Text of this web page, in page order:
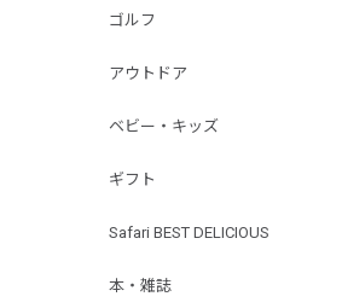
ゴルフ
アウトドア
ベビー・キッズ
ギフト
Safari BEST DELICIOUS
本・雑誌